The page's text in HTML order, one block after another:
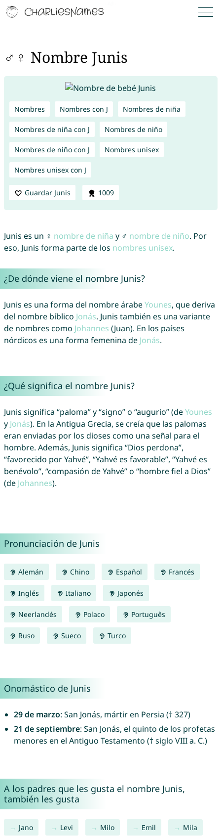
♂♀ Nombre Junis
Nombres Nombres con J Nombres de niña
Nombres de niña con J Nombres de niño
Nombres de niño con J Nombres unisex
Nombres unisex con J
Guardar Junis 1009
Junis es un ♀ nombre de niña y ♂ nombre de niño. Por
eso, Junis forma parte de los nombres unisex.
¿De dónde viene el nombre Junis?
Junis es una forma del nombre árabeYounes, que deriva
del nombre bíblico Jonás. Junis también es una variante
de nombres como Johannes (Juan). En los países
nórdicos es una forma femenina de Jonás.
¿Qué significa el nombre Junis?
Junis significa “paloma” y “signo” o “augurio” (deYounes
y Jonás). En la Antigua Grecia, se creía que las palomas
eran enviadas por los dioses como una señal para el
hombre. Además, Junis significa “Dios perdona”,
“favorecido por Yahvé”, “Yahvé es favorable”, “Yahvé es
benévolo”, “compasión de Yahvé” o “hombre fiel a Dios”
(de Johannes).
Pronunciación de Junis
Alemán Chino Español Francés
Inglés Italiano Japonés
Neerlandés Polaco Português
Ruso Sueco Turco
Onomástico de Junis
29 de marzo: San Jonás, mártir en Persia († 327)
21 de septiembre: San Jonás, el quinto de los profetas
menores en el Antiguo Testamento († siglo VIII a. C.)
A los padres que les gusta el nombre Junis,
también les gusta
Jano Levi Milo Emil Mila